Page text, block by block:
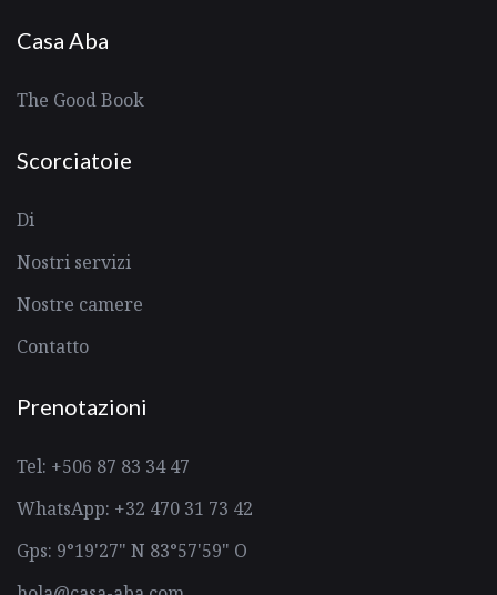
Casa Aba
The Good Book
Scorciatoie
Di
Nostri servizi
Nostre camere
Contatto
Prenotazioni
Tel: +506 87 83 34 47
WhatsApp: +32 470 31 73 42
Gps: 9°19'27" N 83°57'59" O